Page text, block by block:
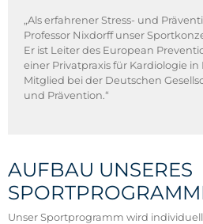
„Als erfahrener Stress- und
Professor Nixdorff unser
Er ist Leiter des European
einer Privatpraxis für Kardiologie in
Mitglied bei der Deutschen
und Prävention.“
AUFBAU UNSERES
Unser Sportprogramm wird